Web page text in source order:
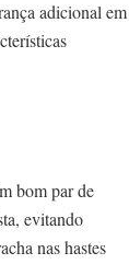
adicional em
bom par de
evitando
nas hastes